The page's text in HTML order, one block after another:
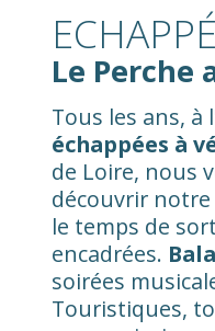
Le Perche
Tous les ans, à
échappées à
de Loire, nous
découvrir
le temps de
encadrées.
soirées
Touristiques,